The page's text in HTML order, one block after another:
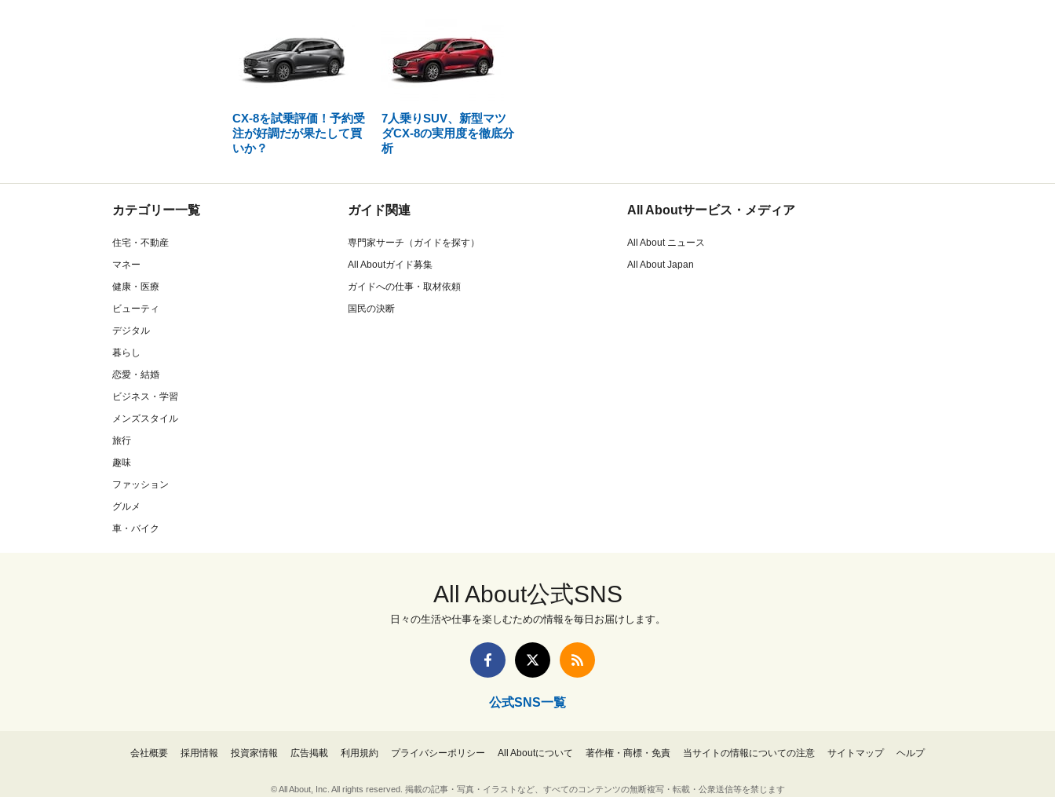
CX-8を試乗評価！予約受
注が好調だが果たして買
いか？
7人乗りSUV、新型マツ
ダCX-8の実用度を徹底分
析
カテゴリー一覧
住宅・不動産
マネー
健康・医療
ビューティ
デジタル
暮らし
恋愛・結婚
ビジネス・学習
メンズスタイル
旅行
趣味
ファッション
グルメ
車・バイク
ガイド関連
専門家サーチ（ガイドを探す）
All Aboutガイド募集
ガイドへの仕事・取材依頼
国民の決断
All Aboutサービス・メディア
All About ニュース
All About Japan
All About公式SNS
日々の生活や仕事を楽しむための情報を毎日お届けします。
公式SNS一覧
会社概要 採用情報 投資家情報 広告掲載 利用規約 プライバシーポリシー All Aboutについて 著作権・商標・免責 当サイトの情報についての注意 サイトマップ ヘルプ
© All About, Inc. All rights reserved. 掲載の記事・写真・イラストなど、すべてのコンテンツの無断複写・転載・公衆送信等を禁じます